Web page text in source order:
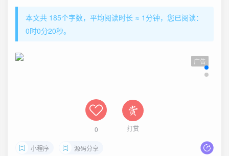
本文共 185个字数，平均阅读时长 ≈ 1分钟，您已阅读：
0时0分21秒。
广告
0 打赏
小程序 源码分享